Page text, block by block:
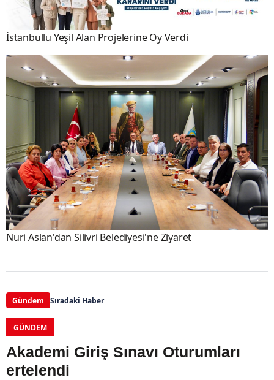
İstanbullu Yeşil Alan Projelerine Oy Verdi
Nuri Aslan'dan Silivri Belediyesi'ne Ziyaret
Gündem Sıradaki Haber
GÜNDEM
Akademi Giriş Sınavı Oturumları
ertelendi